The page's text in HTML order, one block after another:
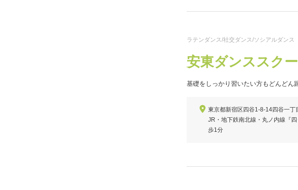
ラテンダンス/社交ダンス/ソシアルダンス
安東ダンススク
基礎をしっかり習いたい方もどんどん
東京都新宿区四谷1-8-14四谷一丁
JR・地下鉄南北線・丸ノ内線『
歩1分